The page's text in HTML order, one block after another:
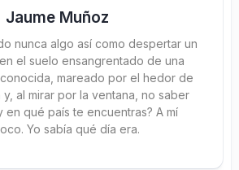
Jaume Muñoz
nunca algo así como despertar un
el suelo ensangrentado de una
mareado por el hedor de
al mirar por la ventana, no saber
en qué país te encuentras? A mí
Yo sabía qué día era.